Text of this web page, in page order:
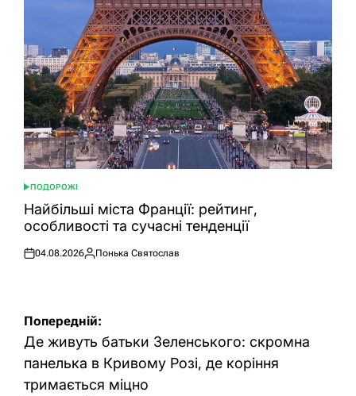
ОПУБЛІКУВАТИ
У
ПОДОРОЖІ
Найбільші міста Франції: рейтинг,
особливості та сучасні тенденції
Оприлюднено
04.08.2026
Опубліковано
Понька Святослав
Навігація
записів
Попередній:
Де живуть батьки Зеленського: скромна
панелька в Кривому Розі, де коріння
тримається міцно